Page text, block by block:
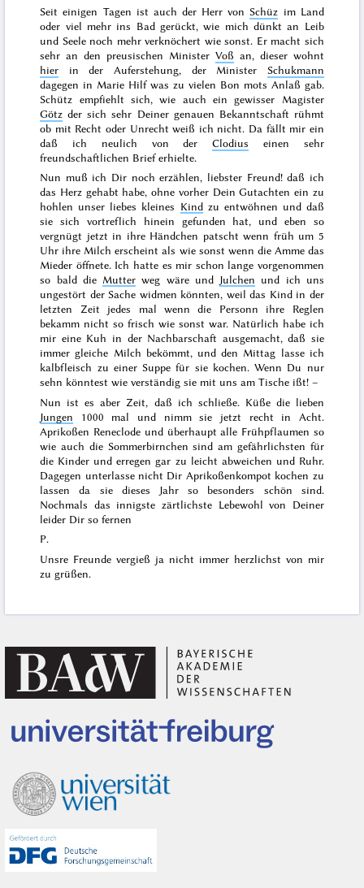
Seit einigen Tagen ist auch der Herr vonSchüz im Land
oder viel mehr ins Bad gerückt, wie mich dünkt an Leib
und Seele noch mehr verknöchert wie sonst. Er macht sich
sehr an den preusischen Minister Voß an, dieser wohnt
hier inder Auferstehung, der Minister Schukmann
dagegen in Marie Hilfwas zu vielen Bon mots Anlaß gab.
Schütz empfiehlt sich, wie auch ein gewisser Magister
Götz der sichsehr Deiner genauen Bekanntschaft rühmt
ob mit Recht oder Unrecht weiß ich nicht. Da fällt mir ein
daß ich neulich von derClodius einen sehr
freundschaftlichen Brief erhielte.
Nun muß ich Dir noch erzählen, liebster Freund! daß ich
das Herz gehabt habe, ohne vorher Dein Gutachten ein zu
hohlen unser liebes kleines Kindzu entwöhnen und daß
sie sich vortreflich hinein gefunden hat, und eben so
vergnügt jetzt in ihre Händchen patscht wenn früh um 5
Uhr ihre Milch erscheint als wie sonst wenn die Amme das
Mieder öffnete. Ich hatte es mir schon lange vorgenommen
so bald die Mutter weg wäre und Julchen und ich uns
ungestört der Sache widmen könnten, weil das Kind in der
letzten Zeit jedes mal wenn die Personn ihre Reglen
bekamm nicht so frisch wie sonst war. Natürlich habe ich
mir eine Kuh in der Nachbarschaft ausgemacht, daß sie
immer gleiche Milch bekömmt, und den Mittag lasse ich
kalbfleisch zu einer Suppe für sie kochen. Wenn Du nur
sehn könntest wie verständig sie mit uns am Tische ißt! –
Nun ist es aber Zeit, daß ich schließe. Küße die lieben
Jungen 1000 mal und nimm sie jetzt recht in Acht.
Aprikoßen Reneclode und überhaupt alle Frühpflaumen so
wie auch die Sommerbirnchen sind am gefährlichsten für
die Kinder und erregen gar zu leicht abweichen und Ruhr.
Dagegen unterlasse nicht Dir Aprikoßenkompot kochen zu
lassenda sie dieses Jahr so besonders schön sind.
Nochmals das innigste zärtlichste Lebewohl von Deiner
leider Dir so fernen
P.
Unsre Freunde vergieß ja nicht immer herzlichst von mir
zu grüßen.